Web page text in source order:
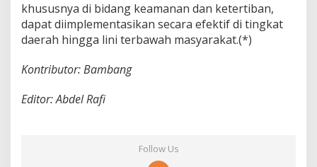
khususnya di bidang keamanan dan ketertiban,
dapat diimplementasikan secara efektif di tingkat
daerah hingga lini terbawah masyarakat.(*)
Kontributor: Bambang
Editor: Abdel Rafi
Follow Us